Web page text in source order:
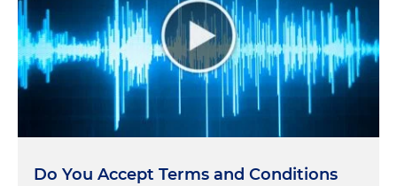
Do You Accept Terms and Conditions